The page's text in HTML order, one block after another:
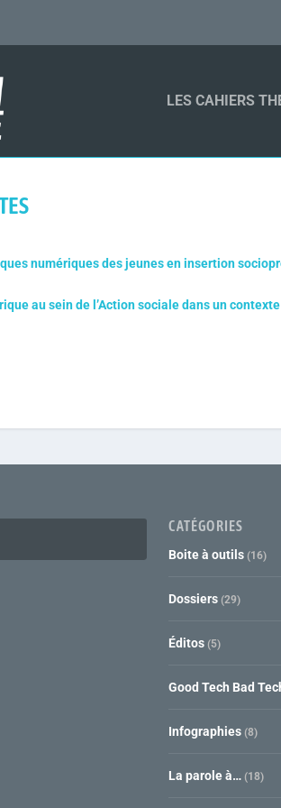
LES CAHIERS
numériques des jeunes en insertion
au sein de l’Action sociale dans un
CATÉGORIES
Boite à outils (16)
Dossiers (29)
Éditos (5)
Good Tech Bad
Infographies (8)
La parole à… (18)